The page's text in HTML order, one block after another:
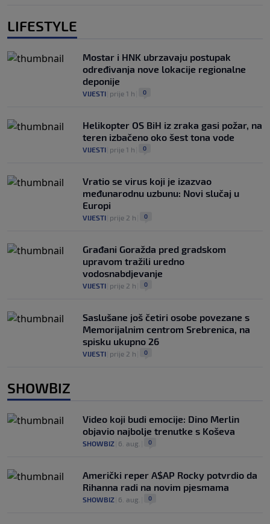
LIFESTYLE
Mostar i HNK ubrzavaju postupak
određivanja nove lokacije regionalne
deponije
VIJESTI prije 1 h 0
Helikopter OS BiH iz zraka gasi požar, na
teren izbačeno oko šest tona vode
VIJESTI prije 1 h 0
Vratio se virus koji je izazvao
međunarodnu uzbunu: Novi slučaj u
Europi
VIJESTI prije 2 h 0
Građani Goražda pred gradskom
upravom tražili uredno
vodosnabdjevanje
VIJESTI prije 2 h 0
Saslušane još četiri osobe povezane s
Memorijalnim centrom Srebrenica, na
spisku ukupno 26
VIJESTI prije 2 h 0
SHOWBIZ
Video koji budi emocije: Dino Merlin
objavio najbolje trenutke s Koševa
SHOWBIZ 6. aug. 0
Američki reper A$AP Rocky potvrdio da
Rihanna radi na novim pjesmama
SHOWBIZ 6. aug. 0